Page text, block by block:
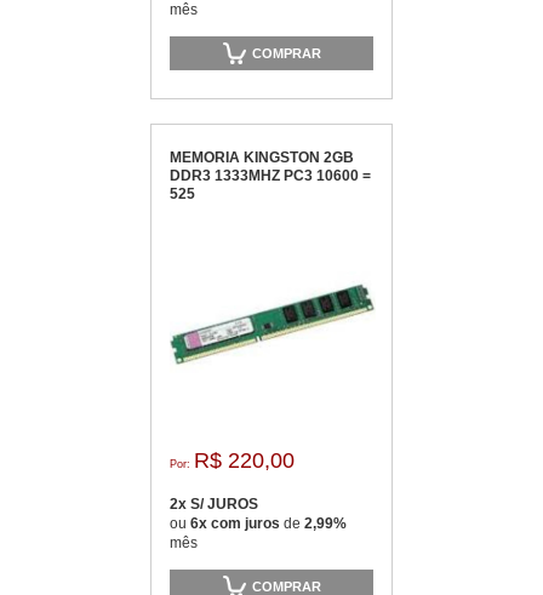
mês
COMPRAR
MEMORIA KINGSTON 2GB
DDR3 1333MHZ PC3 10600 =
525
Por: R$ 220,00
2x S/ JUROS
ou 6x com juros de 2,99%
mês
COMPRAR